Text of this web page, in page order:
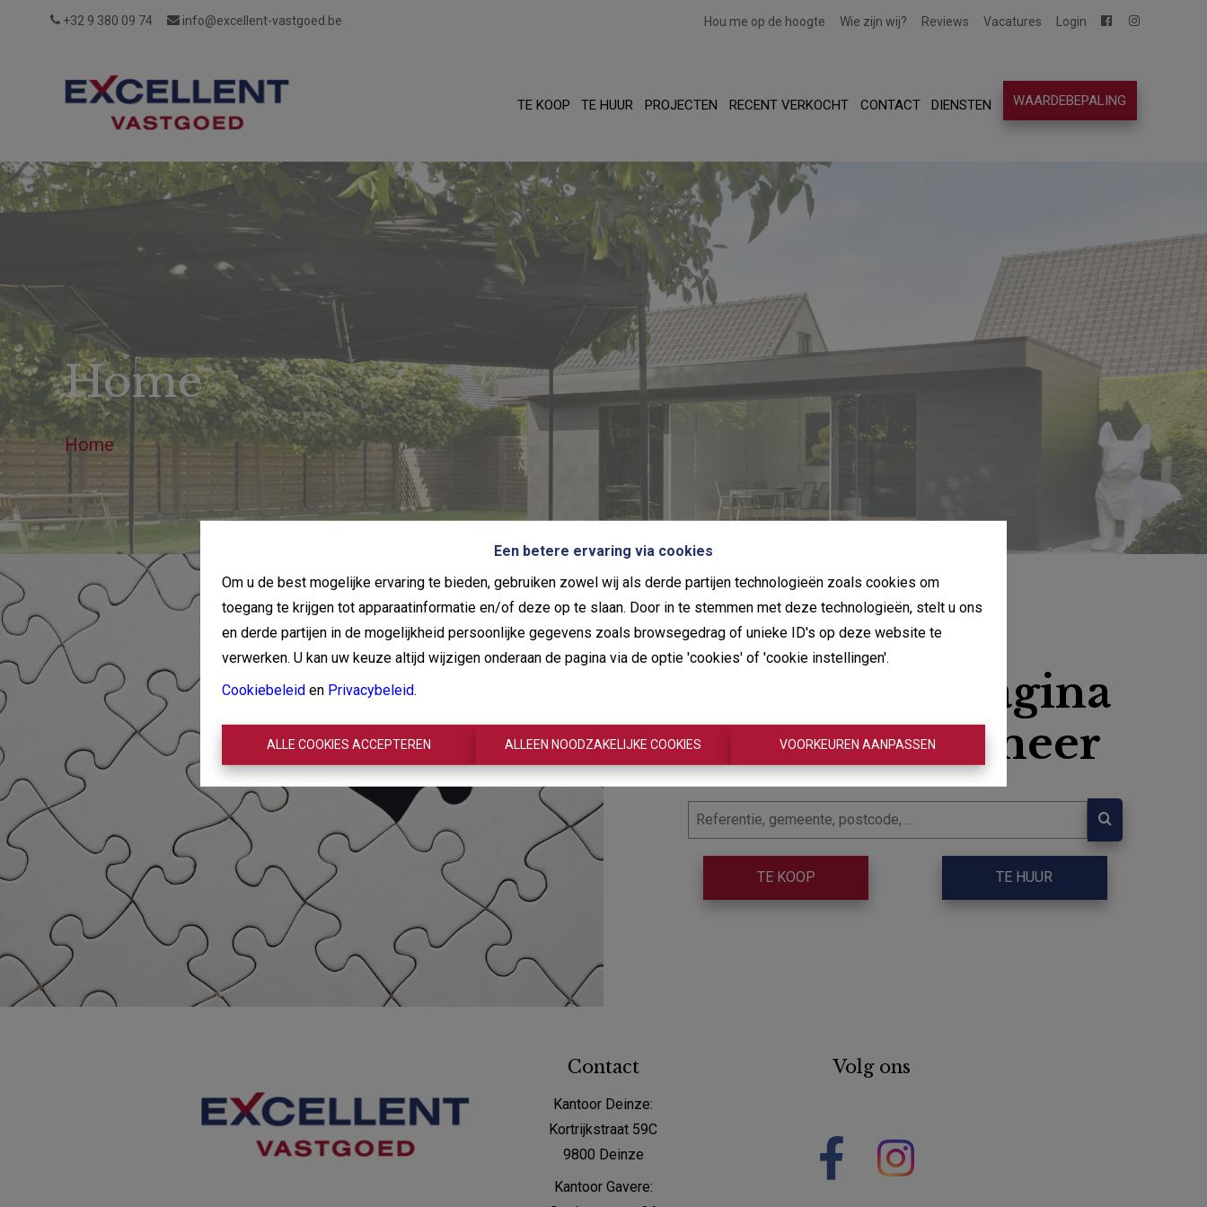
Een betere ervaring via cookies
Om u de best mogelijke ervaring te bieden, gebruiken zowel wij als derde partijen technologieën zoals cookies om
toegang te krijgen tot apparaatinformatie en/of deze op te slaan. Door in te stemmen met deze technologieën, stelt u ons
en derde partijen in de mogelijkheid persoonlijke gegevens zoals browsegedrag of unieke ID's op deze website te
verwerken. U kan uw keuze altijd wijzigen onderaan de pagina via de optie 'cookies' of 'cookie instellingen'.
Cookiebeleid en Privacybeleid.
ALLE COOKIES ACCEPTEREN ALLEEN NOODZAKELIJKE COOKIES VOORKEUREN AANPASSEN
+32 9 380 09 74 info@excellent-vastgoed.be Hou me op de hoogte Wie zijn wij? Reviews Vacatures Login
TE KOOP TE HUUR PROJECTEN RECENT VERKOCHT CONTACT DIENSTEN WAARDEBEPALING
Wie
wij?
Reviews
Home
Home
Oeps, deze pagina
bestaat niet meer
TE KOOP TE HUUR
Contact
Kantoor Deinze:
Kortrijkstraat 59C
9800 Deinze
Kantoor Gavere:
Volg ons